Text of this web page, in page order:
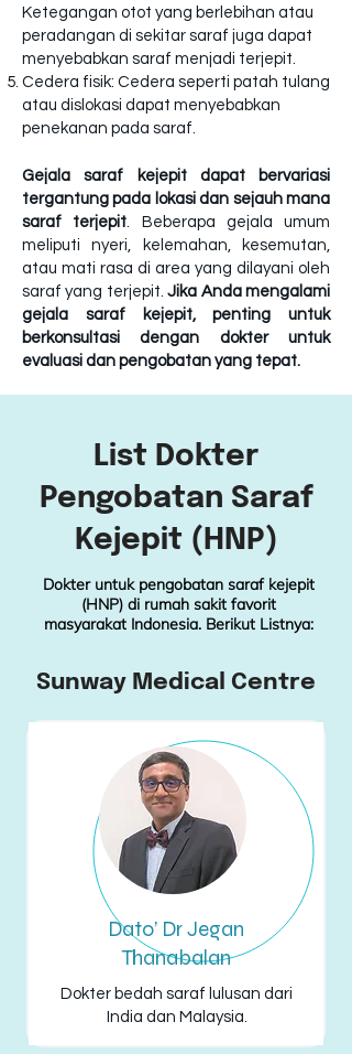
Ketegangan otot yang berlebihan atau
peradangan di sekitar saraf juga dapat
menyebabkan saraf menjadi terjepit.
Cedera fisik: Cedera seperti patah tulang
atau dislokasi dapat menyebabkan
penekanan pada saraf.
Gejala saraf kejepit dapat bervariasi
tergantung pada lokasi dan sejauh mana
saraf terjepit. Beberapa gejala umum
meliputi nyeri, kelemahan, kesemutan,
atau mati rasa di area yang dilayani oleh
saraf yang terjepit.Jika Anda mengalami
gejala saraf kejepit, penting untuk
berkonsultasi dengan dokter untuk
evaluasi dan pengobatan yang tepat.
List Dokter
Pengobatan Saraf
Kejepit (HNP)
Dokter untuk pengobatan saraf kejepit
(HNP) di rumah sakit favorit
masyarakat Indonesia. Berikut Listnya:
Sunway Medical Centre
Dato’ Dr Jegan
Thanabalan
Dokter bedah saraf lulusan dari
India dan Malaysia.